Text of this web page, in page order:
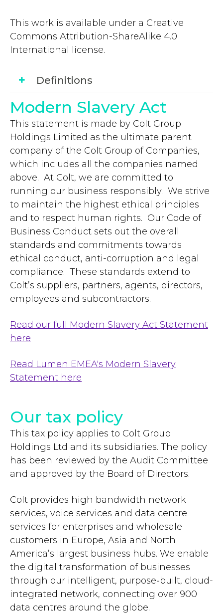
This work is available under a Creative
Commons Attribution-ShareAlike 4.0
International license.
Definitions
Modern Slavery Act
This statement is made by Colt Group
Holdings Limited as the ultimate parent
company of the Colt Group of Companies,
which includes all the companies named
above. At Colt, we are committed to
running our business responsibly. We strive
to maintain the highest ethical principles
and to respect human rights. Our Code of
Business Conduct sets out the overall
standards and commitments towards
ethical conduct, anti-corruption and legal
compliance. These standards extend to
Colt’s suppliers, partners, agents, directors,
employees and subcontractors.
Read our full Modern Slavery Act Statement
here
Read Lumen EMEA's Modern Slavery
Statement here
Our tax policy
This tax policy applies to Colt Group
Holdings Ltd and its subsidiaries. The policy
has been reviewed by the Audit Committee
and approved by the Board of Directors.
Colt provides high bandwidth network
services, voice services and data centre
services for enterprises and wholesale
customers in Europe, Asia and North
America’s largest business hubs. We enable
the digital transformation of businesses
through our intelligent, purpose‐built, cloud-
integrated network, connecting over 900
data centres around the globe.